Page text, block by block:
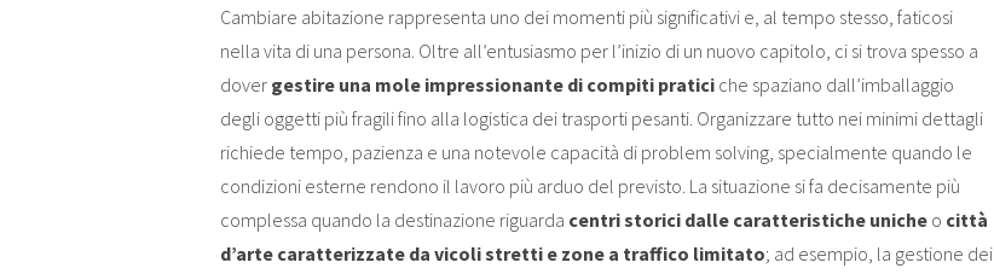
Cambiare abitazione rappresenta uno dei momenti più significativi e, al tempo stesso, faticosi
nella vita di una persona. Oltre all’entusiasmo per l’inizio di un nuovo capitolo, ci si trova spesso a
dover gestire una mole impressionante di compiti pratici che spaziano dall’imballaggio
degli oggetti più fragili fino alla logistica dei trasporti pesanti. Organizzare tutto nei minimi dettagli
richiede tempo, pazienza e una notevole capacità di problem solving, specialmente quando le
condizioni esterne rendono il lavoro più arduo del previsto. La situazione si fa decisamente più
complessa quando la destinazione riguarda centri storici dalle caratteristiche uniche o città
d’arte caratterizzate da vicoli stretti e zone a traffico limitato; ad esempio, la gestione dei